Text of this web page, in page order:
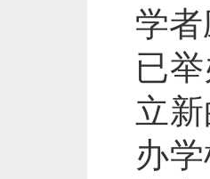
学
已
立
办